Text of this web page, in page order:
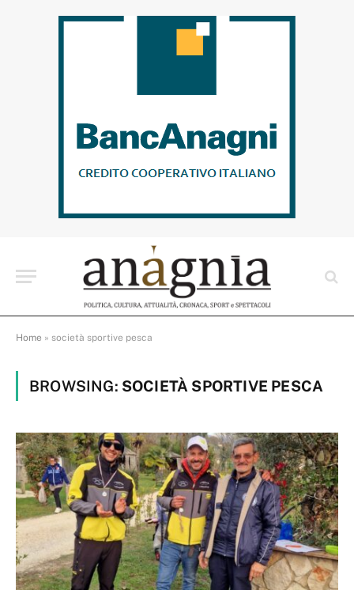
Home » società sportive pesca
BROWSING: SOCIETÀ SPORTIVE PESCA